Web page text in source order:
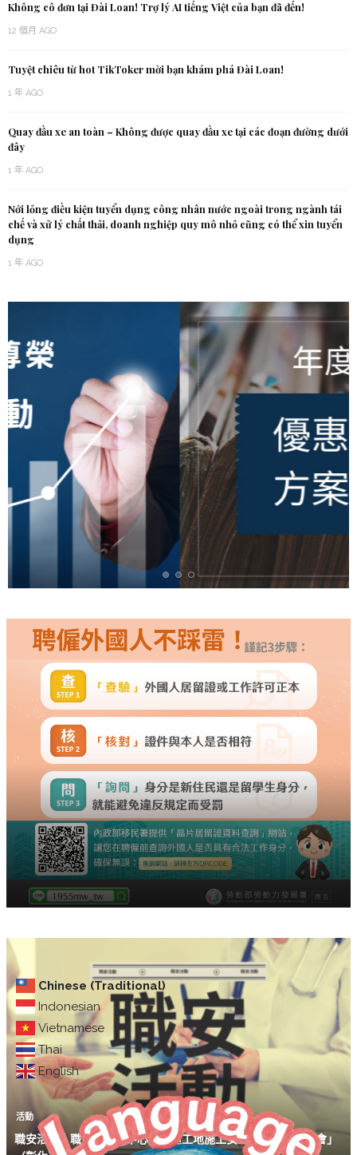
Chinese (Traditional)
Indonesian
Vietnamese
Thai
English
Không cô đơn tại Đài Loan! Trợ lý AI tiếng Việt của bạn đã đến!
12 個月 AGO
Tuyệt chiêu từ hot TikToker mời bạn khám phá Đài Loan!
1 年 AGO
Quay đầu xe an toàn – Không được quay đầu xe tại các đoạn đường dưới
đây
1 年 AGO
Nới lỏng điều kiện tuyển dụng công nhân nước ngoài trong ngành tái
chế và xử lý chất thải, doanh nghiệp quy mô nhỏ cũng có thể xin tuyển
dụng
1 年 AGO
活動
職安活動｜職安署中區中心「營造工地施工安全衛生管理研習會」